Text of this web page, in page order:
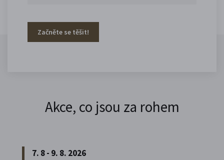
Začněte se těšit!
Akce, co jsou za rohem
7. 8 - 9. 8. 2026